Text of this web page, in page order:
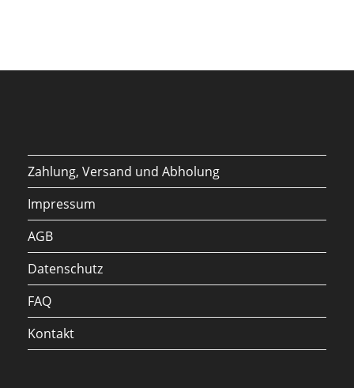
Zahlung, Versand und Abholung
Impressum
AGB
Datenschutz
FAQ
Kontakt